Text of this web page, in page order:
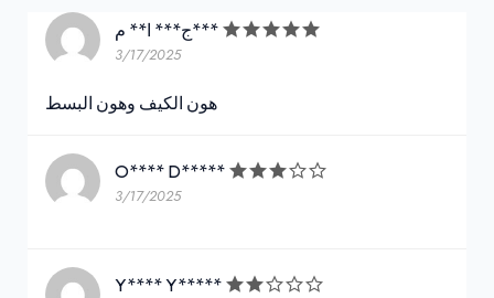
ج*** ا** م***
3/17/2025
هون الكيف وهون البسط
O**** D*****
3/17/2025
Y**** Y*****